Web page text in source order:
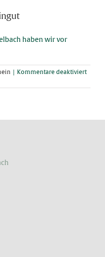
haben wir vor
| Kommentare deaktiviertfür
über